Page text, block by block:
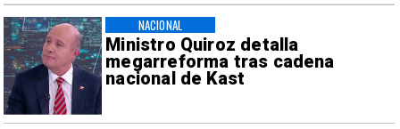
Ministro Quiroz detalla
megarreforma tras cadena
nacional de Kast
NACIONAL